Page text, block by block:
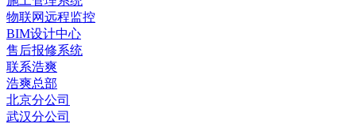
物联网远程监控
BIM设计中心
售后报修系统
联系浩爽
浩爽总部
北京分公司
武汉分公司